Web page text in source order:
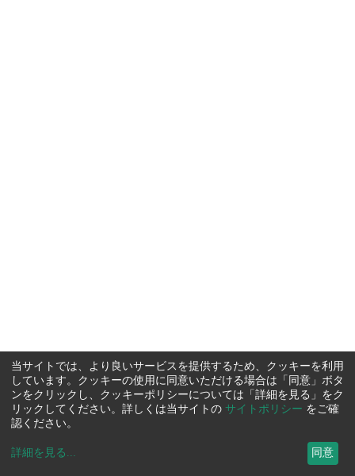
当サイトでは、より良いサービスを提供するため、クッキーを利用
しています。クッキーの使用に同意いただける場合は「同意」ボタ
ンをクリックし、クッキーポリシーについては「詳細を見る」をク
リックしてください。詳しくは当サイトの サイトポリシー をご確
認ください。
詳細を見る ... 同意